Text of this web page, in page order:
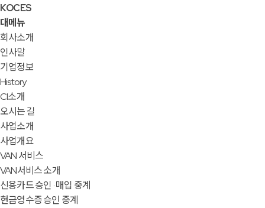
KOCES
대메뉴
회사소개
인사말
기업정보
History
CI소개
오시는 길
사업소개
사업개요
VAN 서비스
VAN서비스 소개
신용카드 승인 · 매입 중계
현금영수증 승인 중계